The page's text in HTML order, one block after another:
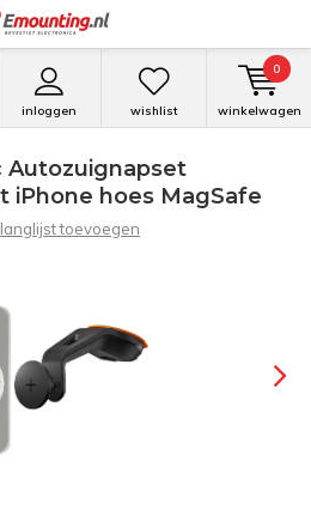
inloggen wishlist winkelwagen
0
iPhone hoes MagSafe
toevoegen